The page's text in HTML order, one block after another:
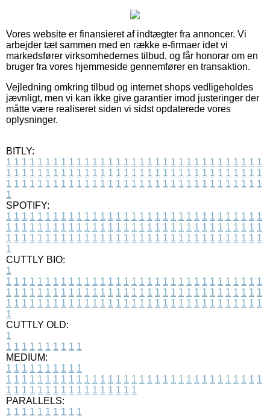
Vores website er finansieret af indtægter fra annoncer. Vi
arbejder tæt sammen med en række e-firmaer idet vi
markedsfører virksomhedernes tilbud, og får honorar om en
bruger fra vores hjemmeside gennemfører en transaktion.
Vejledning omkring tilbud og internet shops vedligeholdes
jævnligt, men vi kan ikke give garantier imod justeringer der
måtte være realiseret siden vi sidst opdaterede vores
oplysninger.
BITLY:
1 1 1 1 1 1 1 1 1 1 1 1 1 1 1 1 1 1 1 1 1 1 1 1 1 1 1 1 1 1 1 1 1
1 1 1 1 1 1 1 1 1 1 1 1 1 1 1 1 1 1 1 1 1 1 1 1 1 1 1 1 1 1 1 1 1
1 1 1 1 1 1 1 1 1 1 1 1 1 1 1 1 1 1 1 1 1 1 1 1 1 1 1 1 1 1 1 1 1
1
SPOTIFY:
1 1 1 1 1 1 1 1 1 1 1 1 1 1 1 1 1 1 1 1 1 1 1 1 1 1 1 1 1 1 1 1 1
1 1 1 1 1 1 1 1 1 1 1 1 1 1 1 1 1 1 1 1 1 1 1 1 1 1 1 1 1 1 1 1 1
1 1 1 1 1 1 1 1 1 1 1 1 1 1 1 1 1 1 1 1 1 1 1 1 1 1 1 1 1 1 1 1 1
1
CUTTLY BIO:
1
1 1 1 1 1 1 1 1 1 1 1 1 1 1 1 1 1 1 1 1 1 1 1 1 1 1 1 1 1 1 1 1 1
1 1 1 1 1 1 1 1 1 1 1 1 1 1 1 1 1 1 1 1 1 1 1 1 1 1 1 1 1 1 1 1 1
1 1 1 1 1 1 1 1 1 1 1 1 1 1 1 1 1 1 1 1 1 1 1 1 1 1 1 1 1 1 1 1 1
1
CUTTLY OLD:
1
1 1 1 1 1 1 1 1 1 1
MEDIUM:
1 1 1 1 1 1 1 1 1 1
1 1 1 1 1 1 1 1 1 1 1 1 1 1 1 1 1 1 1 1 1 1 1 1 1 1 1 1 1 1 1 1 1
1 1 1 1 1 1 1 1 1 1 1 1 1 1 1 1 1
PARALLELS:
1 1 1 1 1 1 1 1 1 1